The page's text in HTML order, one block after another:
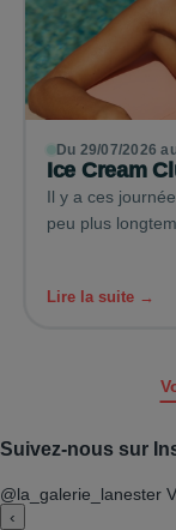
Du 29/07/2026
Ice Cream
Il y a ces
peu plus
Lire la suite →
Suivez-nous sur
@la_galerie_lanester
‹